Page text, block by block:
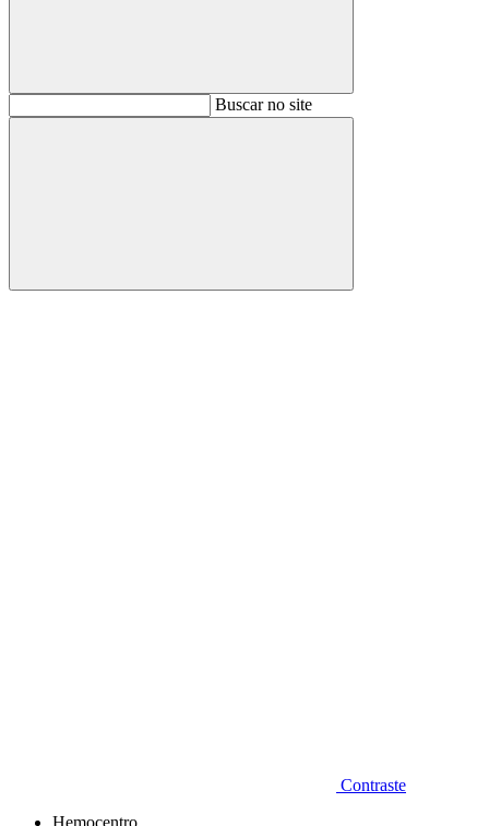
BuscarBuscar no site
Buscar
Contraste
Hemocentro